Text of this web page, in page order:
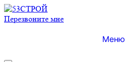
Перезвоните мне
Меню